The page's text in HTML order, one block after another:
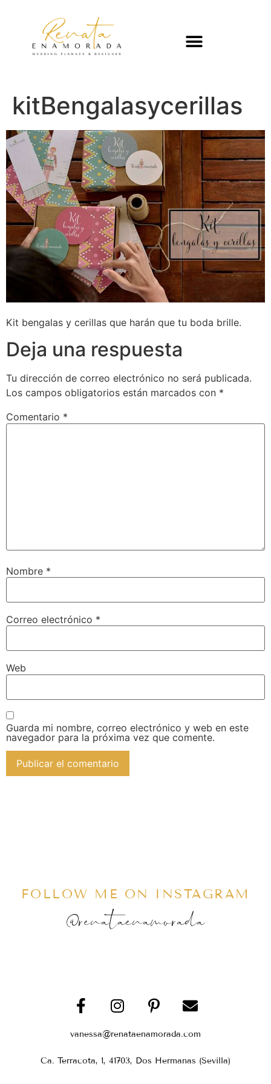
kitBengalasycerillas
Kit bengalas y cerillas que harán que tu boda brille.
Deja una respuesta
Tu dirección de correo electrónico no será publicada.
Los campos obligatorios están marcados con *
Comentario *
Nombre *
Correo electrónico *
Web
Guarda mi nombre, correo electrónico y web en este
navegador para la próxima vez que comente.
FOLLOW ME ON INSTAGRAM
@renataenamorada
vanessa@renataenamorada.com
Ca. Terracota, 1, 41703, Dos Hermanas (Sevilla)